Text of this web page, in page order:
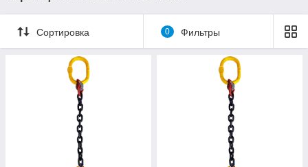
Сортировка 0 Фильтры